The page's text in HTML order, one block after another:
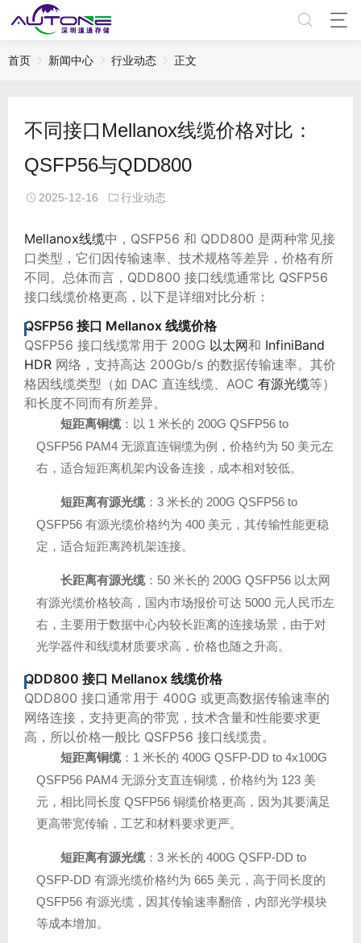
首页 新闻中心 行业动态 正文
不同接口Mellanox线缆价格对比：
QSFP56与QDD800
2025-12-16 行业动态
Mellanox线缆中，QSFP56 和 QDD800 是两种常见接
口类型，它们因传输速率、技术规格等差异，价格有所
不同。总体而言，QDD800 接口线缆通常比 QSFP56
接口线缆价格更高，以下是详细对比分析：
QSFP56 接口 Mellanox 线缆价格
QSFP56 接口线缆常用于 200G 以太网和 InfiniBand
HDR 网络，支持高达 200Gb/s 的数据传输速率。其价
格因线缆类型（如 DAC 直连线缆、AOC 有源光缆等）
和长度不同而有所差异。
短距离铜缆：以 1 米长的 200G QSFP56 to
QSFP56 PAM4 无源直连铜缆为例，价格约为 50 美元左
右，适合短距离机架内设备连接，成本相对较低。
短距离有源光缆：3 米长的 200G QSFP56 to
QSFP56 有源光缆价格约为 400 美元，其传输性能更稳
定，适合短距离跨机架连接。
长距离有源光缆：50 米长的 200G QSFP56 以太网
有源光缆价格较高，国内市场报价可达 5000 元人民币左
右，主要用于数据中心内较长距离的连接场景，由于对
光学器件和线缆材质要求高，价格也随之升高。
QDD800 接口 Mellanox 线缆价格
QDD800 接口通常用于 400G 或更高数据传输速率的
网络连接，支持更高的带宽，技术含量和性能要求更
高，所以价格一般比 QSFP56 接口线缆贵。
短距离铜缆：1 米长的 400G QSFP-DD to 4x100G
QSFP56 PAM4 无源分支直连铜缆，价格约为 123 美
元，相比同长度 QSFP56 铜缆价格更高，因为其要满足
更高带宽传输，工艺和材料要求更严。
短距离有源光缆：3 米长的 400G QSFP-DD to
QSFP-DD 有源光缆价格约为 665 美元，高于同长度的
QSFP56 有源光缆，因其传输速率翻倍，内部光学模块
等成本增加。